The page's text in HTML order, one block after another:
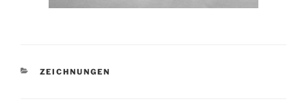
KATEGORIEN
ZEICHNUNGEN